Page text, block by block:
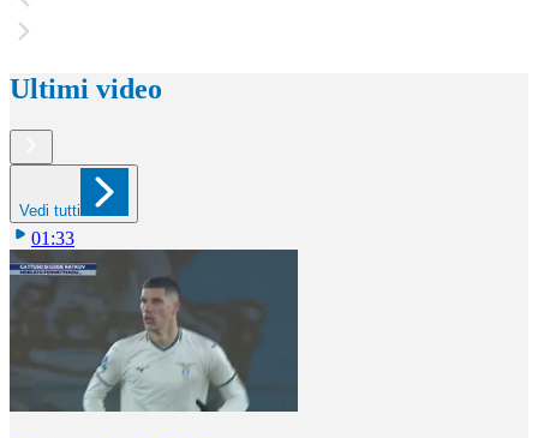
Ultimi video
Vedi tutti
01:33